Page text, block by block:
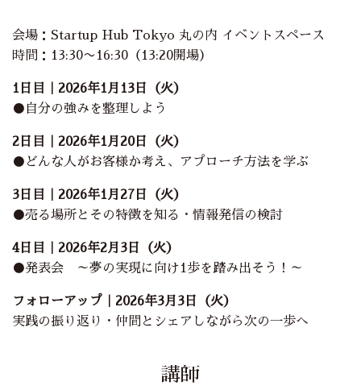
会場：Startup Hub Tokyo 丸の内 イベントスペース
時間：13:30〜16:30（13:20開場）
1日目｜2026年1月13日（火）
●自分の強みを整理しよう
2日目｜2026年1月20日（火）
●どんな人がお客様か考え、アプローチ方法を学ぶ
3日目｜2026年1月27日（火）
●売る場所とその特徴を知る・情報発信の検討
4日目｜2026年2月3日（火）
●発表会 ～夢の実現に向け1歩を踏み出そう！～
フォローアップ｜2026年3月3日（火）
実践の振り返り・仲間とシェアしながら次の一歩へ
講師